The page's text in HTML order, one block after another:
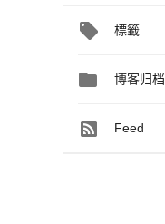
標籤
 博客归档
Feed